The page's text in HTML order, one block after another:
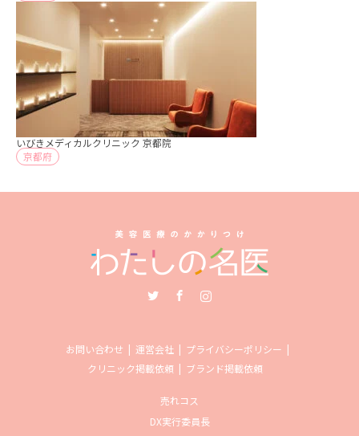
いびきメディカルクリニック 京都院
京都府
お問い合わせ 運営会社
プライバシーポリシー
クリニック掲載依頼
ブランド掲載依頼
売れコス
DX実行委員長